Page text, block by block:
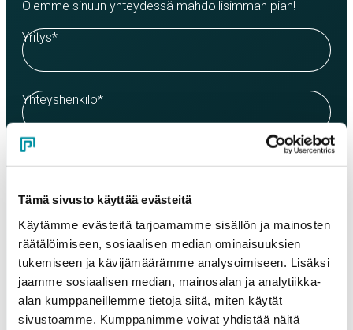
Tämä sivusto käyttää evästeitä
Käytämme evästeitä tarjoamamme sisällön ja mainosten
räätälöimiseen, sosiaalisen median ominaisuuksien
tukemiseen ja kävijämäärämme analysoimiseen. Lisäksi
jaamme sosiaalisen median, mainosalan ja analytiikka-
alan kumppaneillemme tietoja siitä, miten käytät
sivustoamme. Kumppanimme voivat yhdistää näitä
Olemme sinuun yhteydessä mahdollisimman pian!
Yritys*
Yhteyshenkilö*
Puhelinnumero
Tuotteet
Valitse tuote ja syötä tilauksen määrä metreinä. Huomioithan, että
valittu laatu määrittää tilauksen minimipainon.